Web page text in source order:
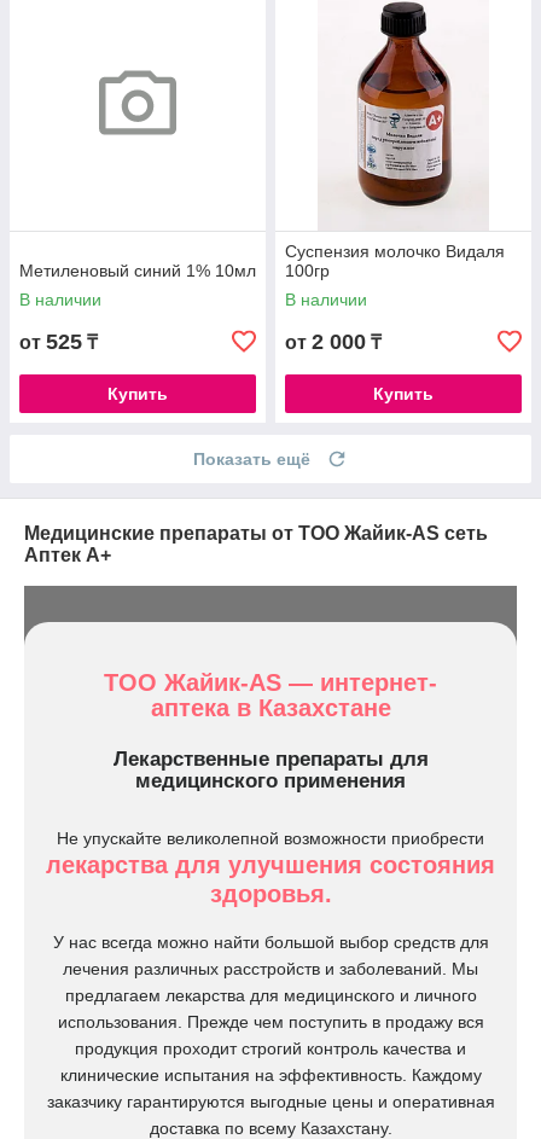
Метиленовый синий 1% 10мл
В наличии
от 525 ₸
Купить
Суспензия молочко Видаля
100гр
В наличии
от 2 000 ₸
Купить
Показать ещё
Медицинские препараты от ТОО Жайик-AS сеть
Аптек А+
ТОО Жайик-AS — интернет-
аптека в Казахстане
Лекарственные препараты для
медицинского применения
Не упускайте великолепной возможности приобрести
лекарства для улучшения состояния
здоровья.
У нас всегда можно найти большой выбор средств для
лечения различных расстройств и заболеваний. Мы
предлагаем лекарства для медицинского и личного
использования. Прежде чем поступить в продажу вся
продукция проходит строгий контроль качества и
клинические испытания на эффективность. Каждому
заказчику гарантируются выгодные цены и оперативная
доставка по всему Казахстану.